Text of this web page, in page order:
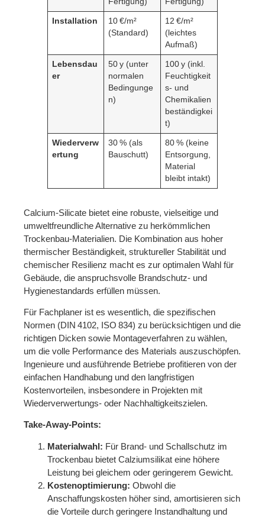
Installation
10 €/m²
(Standard)
12 €/m²
(leichtes
Aufmaß)
Lebensdau
er
50 y (unter
normalen
Bedingunge
n)
100 y (inkl.
Feuchtigkeit
s- und
Chemikalien
beständigkei
t)
Wiederverw
ertung
30 % (als
Bauschutt)
80 % (keine
Entsorgung,
Material
bleibt intakt)
Calcium‑Silicate bietet eine robuste, vielseitige und
umweltfreundliche Alternative zu herkömmlichen
Trockenbau‑Materialien. Die Kombination aus hoher
thermischer Beständigkeit, struktureller Stabilität und
chemischer Resilienz macht es zur optimalen Wahl für
Gebäude, die anspruchsvolle Brandschutz- und
Hygienestandards erfüllen müssen.
Für Fachplaner ist es wesentlich, die spezifischen
Normen (DIN 4102, ISO 834) zu berücksichtigen und die
richtigen Dicken sowie Montage­verfahren zu wählen,
um die volle Performance des Materials auszuschöpfen.
Ingenieure und ausführende Betriebe profitieren von der
einfachen Handhabung und den langfristigen
Kostenvorteilen, insbesondere in Projekten mit
Wiederverwertungs‑ oder Nachhaltigkeitszielen.
Take‑Away‑Points:
Materialwahl: Für Brand­- und Schallschutz im
Trockenbau bietet Calziumsilikat eine höhere
Leistung bei gleichem oder geringerem Gewicht.
Kostenoptimierung: Obwohl die
Anschaffungskosten höher sind, amortisieren sich
die Vorteile durch geringere Instandhaltung und